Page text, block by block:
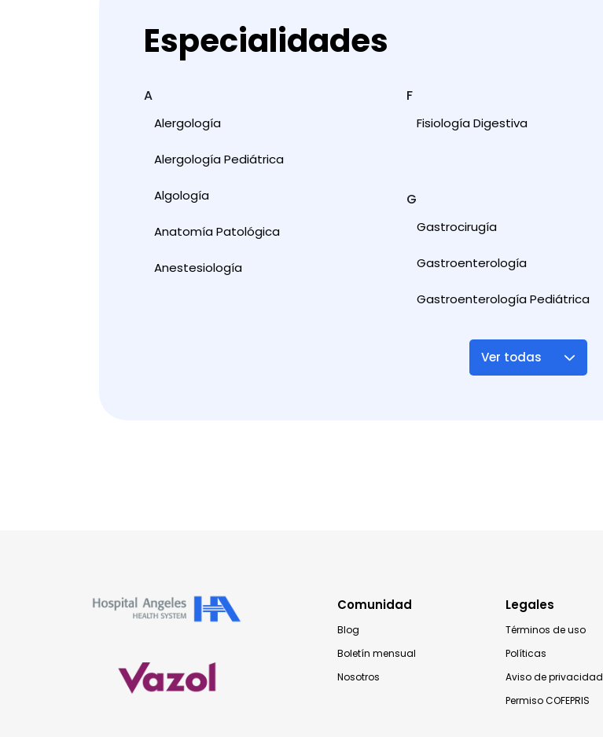
Especialidades
A
Alergología
Alergología Pediátrica
Algología
Anatomía Patológica
Anestesiología
F
Fisiología Digestiva
G
Gastrocirugía
Gastroenterología
Gastroenterología Pediátrica
Ver todas
Comunidad
Blog
Boletín mensual
Nosotros
Legales
Términos de uso
Políticas
Aviso de privacidad
Permiso COFEPRIS